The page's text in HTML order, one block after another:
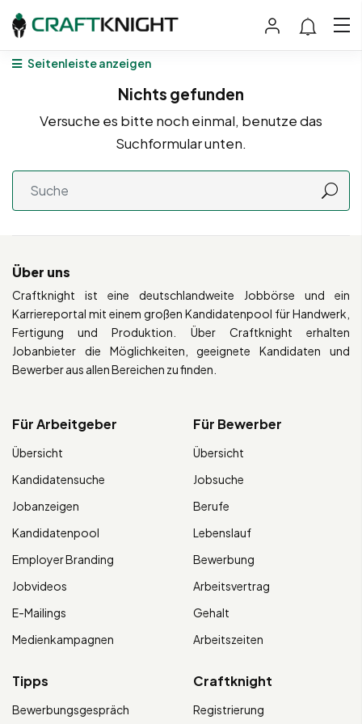
Seitenleiste anzeigen
Nichts gefunden
Versuche es bitte noch einmal, benutze das
Suchformular unten.
Über uns
Craftknight ist eine deutschlandweite Jobbörse und ein
Karriereportal mit einem großen Kandidatenpool für Handwerk,
Fertigung und Produktion. Über Craftknight erhalten
Jobanbieter die Möglichkeiten, geeignete Kandidaten und
Bewerber aus allen Bereichen zu finden.
Für Arbeitgeber
Übersicht
Kandidatensuche
Jobanzeigen
Kandidatenpool
Employer Branding
Jobvideos
E-Mailings
Medienkampagnen
Für Bewerber
Übersicht
Jobsuche
Berufe
Lebenslauf
Bewerbung
Arbeitsvertrag
Gehalt
Arbeitszeiten
Tipps
Bewerbungsgespräch
Craftknight
Registrierung